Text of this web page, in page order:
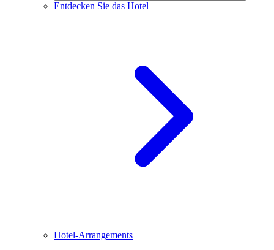
Entdecken Sie das Hotel
Hotel-Arrangements